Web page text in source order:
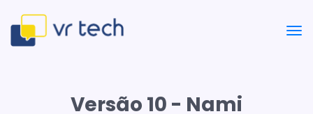
Versão 10 - Nami